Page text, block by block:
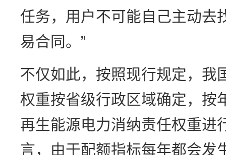
任务，用户不可能自己主动去
易合同。”
不仅如此，按照现行规定，我
权重按省级行政区域确定，按
再生能源电力消纳责任权重进
言，由于配额指标每年都会发